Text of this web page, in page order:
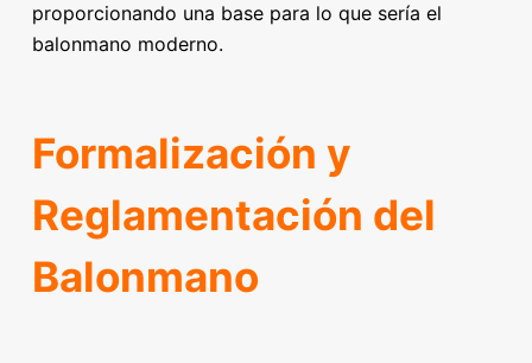
proporcionando una base para lo que sería el
balonmano moderno.
Formalización y
Reglamentación del
Balonmano